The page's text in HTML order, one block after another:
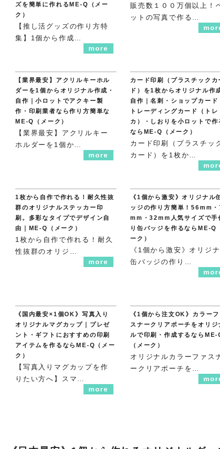
ズを簡単に作れるME-Q（メー
ク）
【推し活グッズの作り方特
集】1個から作成…
more
販売数１００万個以上！
ットの写真で作る…
【業界最安】アクリルキーホル
ダーを1個からオリジナル作成・
自作｜小ロットでアクキー製
作・印刷業者なら作り方簡単な
ME-Q（メーク）
【業界最安】アクリルキー
ホルダーを1個か…
more
カード印刷（プラスチックカ
ド）を1枚からオリジナル作
自作｜名刺・ショップカード
トレーディングカード（トレ
カ）・しおりを小ロットで作
ならME-Q（メーク）
カード印刷（プラスチッ
カード）を1枚か…
1枚から自作で作れる！耐久性抜
群のオリジナルステッカー印
刷。多彩なタイプでデザイン自
由｜ME-Q（メーク）
1枚から自作で作れる！耐久
性抜群のオリジ…
more
《1個から激安》オリジナル
ッジの作り方簡単！56mm
mm・32mm人気サイズで手
り缶バッジを作るならME-Q
ーク）
《1個から激安》オリジ
缶バッジの作り…
《国内最安×1個OK》写真入り
オリジナルマグカップ｜プレゼ
ント・ギフトにおすすめの印刷
アイテムを作るならME-Q（メー
ク）
【写真入りマグカップを作
りたい方へ】スマ…
more
《1個から注文OK》カラー
スナークリアポーチをオリジ
ルで印刷・作成するならME-
（メーク）
オリジナルカラーファス
ークリアポーチを…